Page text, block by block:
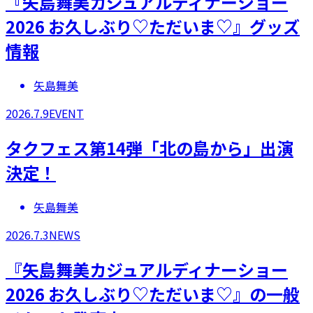
2026 お久しぶり♡ただいま♡』グッズ
情報
矢島舞美
2026.7.9EVENT
タクフェス第14弾「北の島から」出演
決定！
矢島舞美
2026.7.3NEWS
『矢島舞美カジュアルディナーショー
2026 お久しぶり♡ただいま♡』の一般